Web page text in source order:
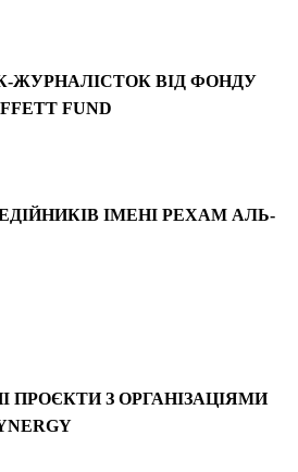
ЖУРНАЛІСТОК ВІД ФОНДУ
FUND
ІМЕНІ РЕХАМ АЛЬ-
ПРОЄКТИ З ОРГАНІЗАЦІЯМИ